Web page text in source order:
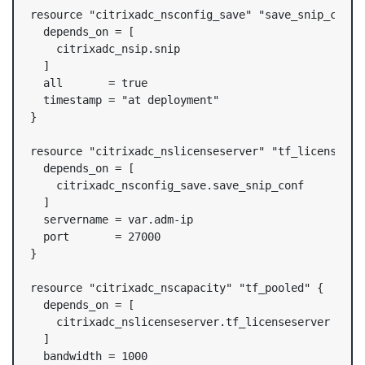
resource "citrixadc_nsconfig_save"
  depends_on = [
    citrixadc_nsip.snip
  ]
  all       = true
  timestamp = "at deployment"
}
resource "citrixadc_nslicenseserver"
  depends_on = [
    citrixadc_nsconfig_save.save_snip_conf
  ]
  servername = var.adm-ip
  port       = 27000
}
resource "citrixadc_nscapacity" "tf_pooled" {
  depends_on = [
    citrixadc_nslicenseserver.tf_licenseserver
  ]
  bandwidth = 1000